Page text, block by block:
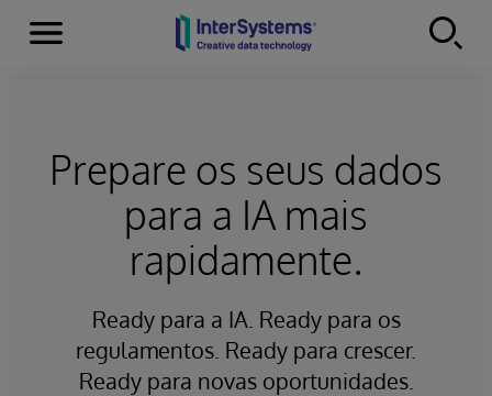
Skip to content
Menu
Prepare os seus dados
para a IA mais
rapidamente.
Ready para a IA. Ready para os
regulamentos. Ready para crescer.
Ready para novas oportunidades.